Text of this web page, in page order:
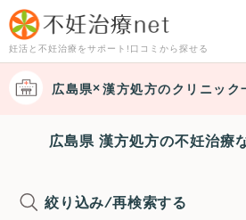
妊活と不妊治療をサポート!口コミから探せる
広島県 漢方処方のクリニック
広島県 漢方処方の不妊治療
絞り込み/再検索する